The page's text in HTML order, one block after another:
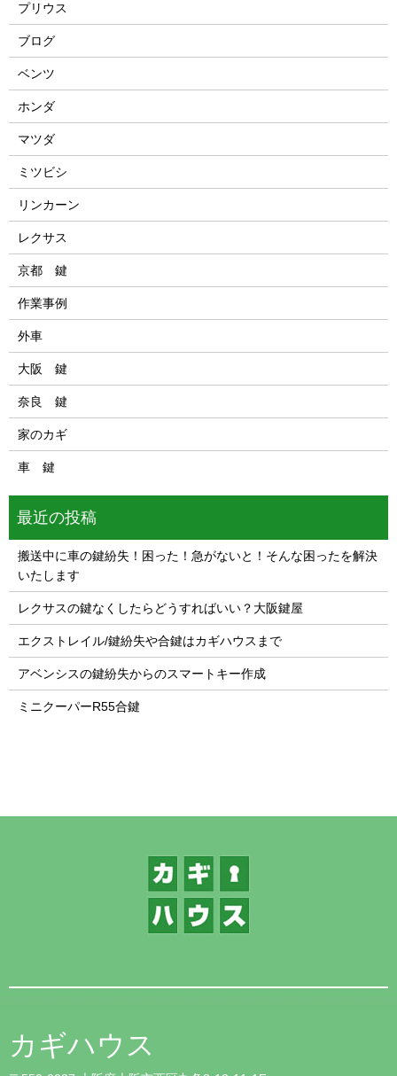
プリウス
ブログ
ベンツ
ホンダ
マツダ
ミツビシ
リンカーン
レクサス
京都 鍵
作業事例
外車
大阪 鍵
奈良 鍵
家のカギ
車 鍵
最近の投稿
搬送中に車の鍵紛失！困った！急がないと！そんな困ったを解決
いたします
レクサスの鍵なくしたらどうすればいい？大阪鍵屋
エクストレイル/鍵紛失や合鍵はカギハウスまで
アベンシスの鍵紛失からのスマートキー作成
ミニクーパーR55合鍵
カギハウス